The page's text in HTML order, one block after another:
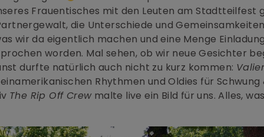
Frauentisches mit den Leuten am Stadtteilfest
die Unterschiede und
wir da eigentlich machen und eine Menge
worden. Mal sehen, ob wir neue Gesichter
durfte natürlich auch nicht zu kurz kommen:
Rhythmen und Oldies für Schwung
The Rip Off Crewmalte live ein Bild für uns. Alles,